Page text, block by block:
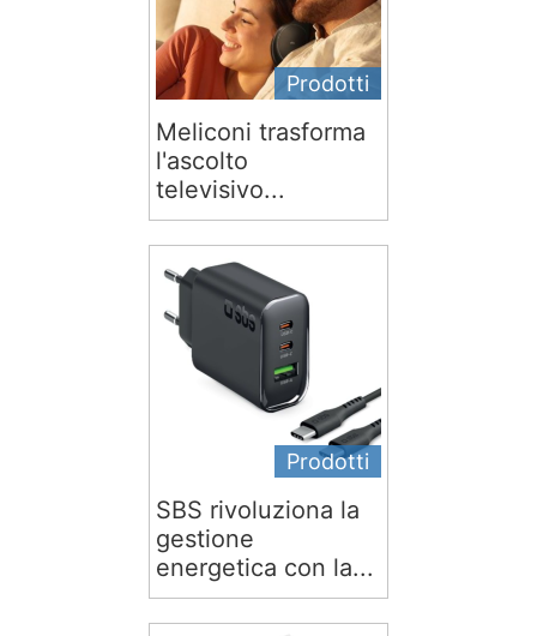
Prodotti
Meliconi trasforma
l'ascolto
televisivo...
Prodotti
SBS rivoluziona la
gestione
energetica con la...